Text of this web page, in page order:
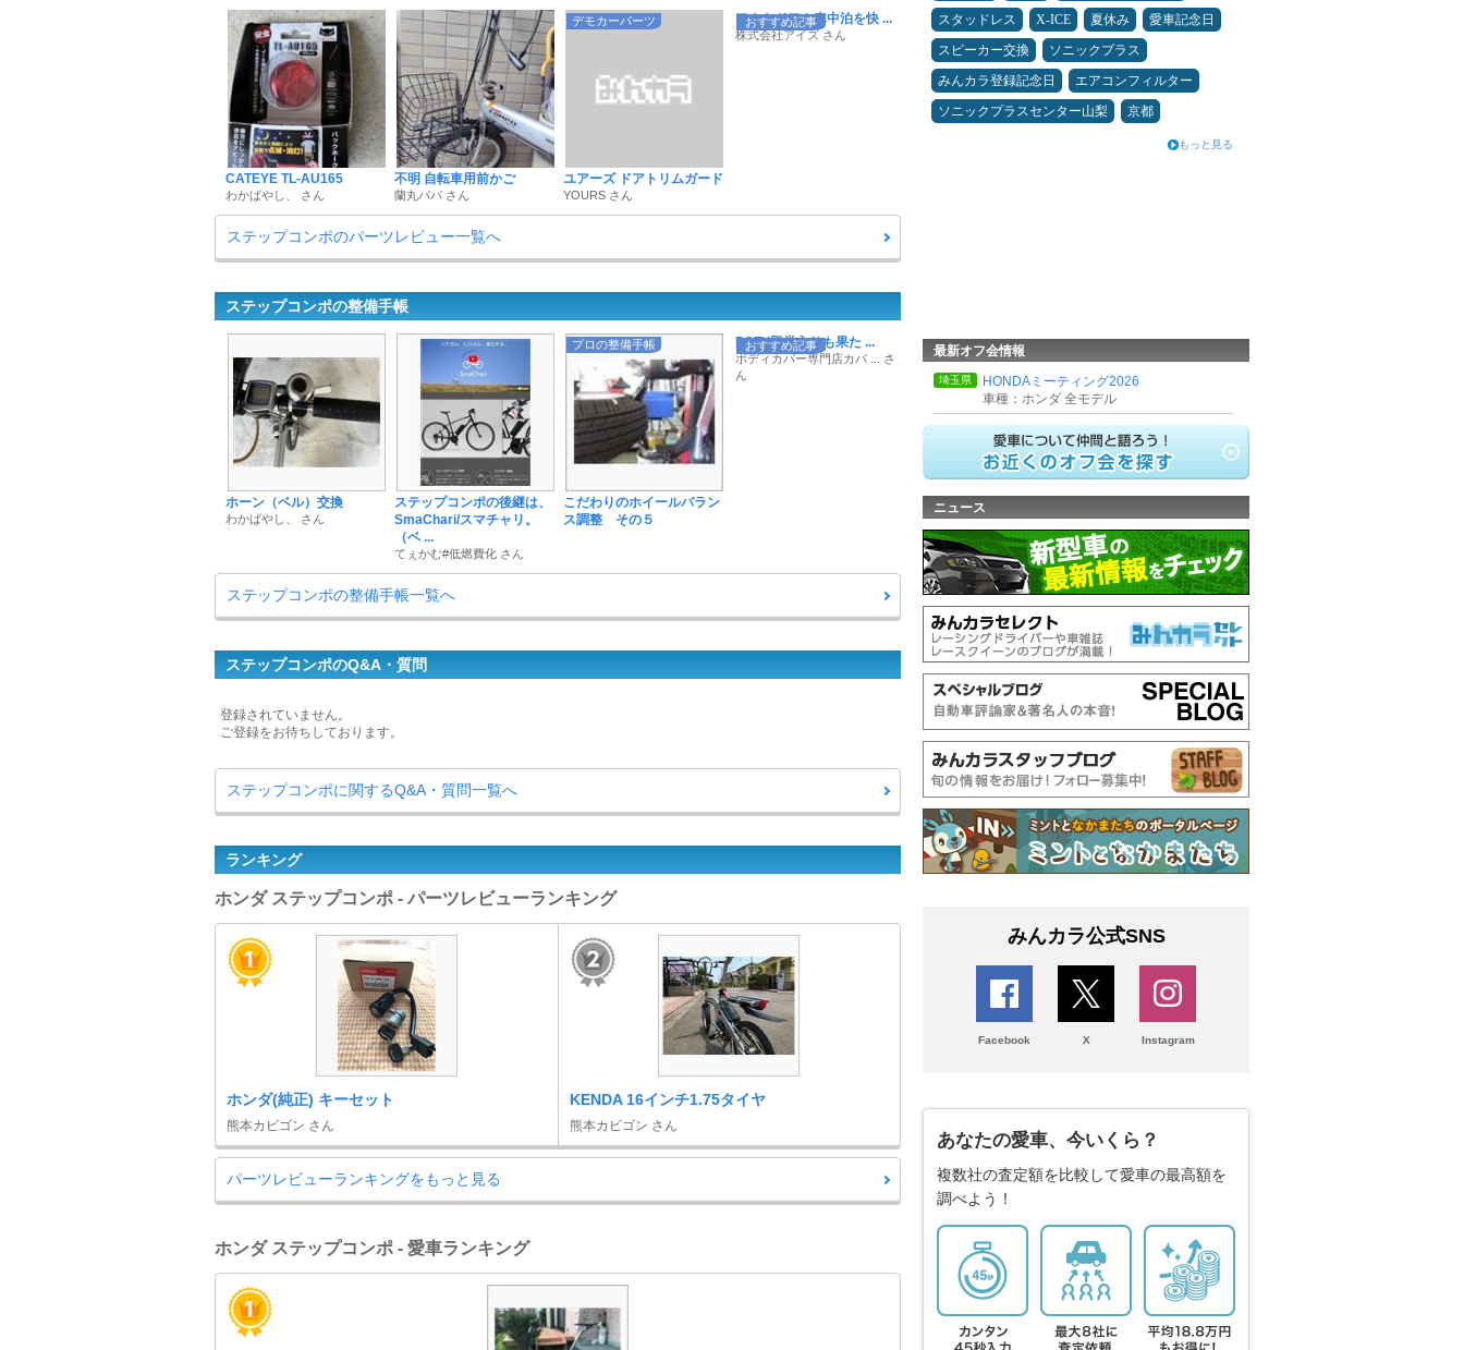
CATEYE TL-AU165
わかばやし、 さん
不明 自転車用前かご
蘭丸パパ さん
デモカーパーツ
ユアーズ ドアトリムガード
YOURS さん
おすすめ記事
アウトドアや車中泊を快 ...
株式会社アイズ さん
ステップコンポのパーツレビュー一覧へ
ステップコンポの整備手帳
ホーン（ベル）交換
わかばやし、 さん
ステップコンポの後継は、
SmaChari/スマチャリ。
（ベ ...
てぇかむ#低燃費化 さん
プロの整備手帳
こだわりのホイールバラン
ス調整 その５
おすすめ記事
POTY殿堂入りも果た ...
ボディカバー専門店カバ ... さ
ん
ステップコンポの整備手帳一覧へ
ステップコンポのQ&A・質問
登録されていません。
ご登録をお待ちしております。
ステップコンポに関するQ&A・質問一覧へ
ランキング
ホンダ ステップコンポ - パーツレビューランキング
ホンダ(純正) キーセット
熊本カビゴン さん
KENDA 16インチ1.75タイヤ
熊本カビゴン さん
パーツレビューランキングをもっと見る
ホンダ ステップコンポ - 愛車ランキング
スタッドレス
X-ICE 夏休み
愛車記念日
スピーカー交換
ソニックプラス
みんカラ登録記念日
エアコンフィルター
ソニックプラスセンター山梨
京都
もっと見る
最新オフ会情報
埼玉県
HONDAミーティング2026
車種：ホンダ 全モデル
ニュース
みんカラ公式SNS
Facebook X Instagram
あなたの愛車、今いくら？
複数社の査定額を比較して愛車の最高額を
調べよう！